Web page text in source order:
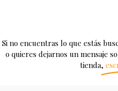
Si no encuentras lo que estás
o quieres dejarnos un mensaje
tienda,